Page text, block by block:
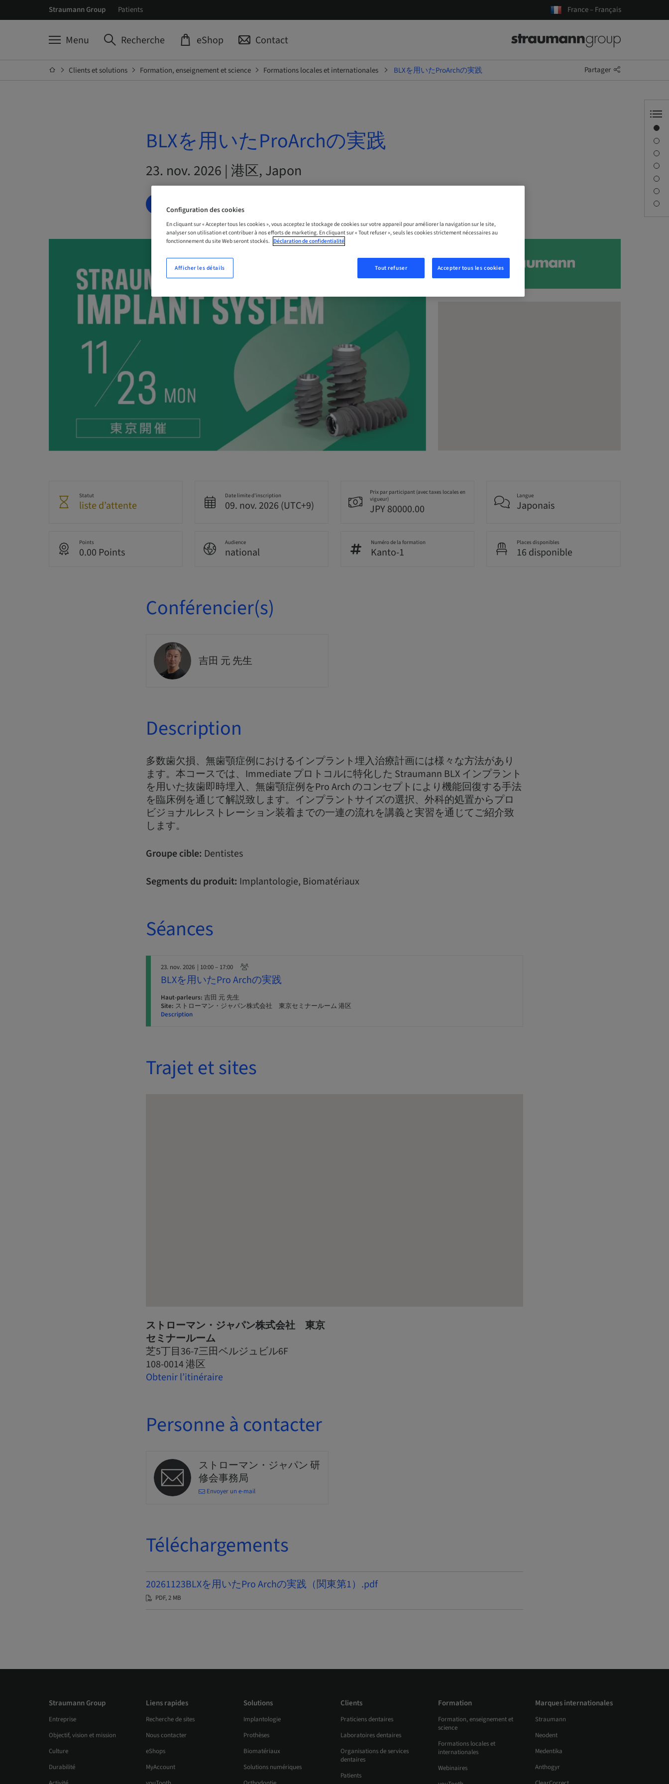
Straumann Group Patients France – Français
Menu Recherche eShop Contact
Clients et solutions Formation, enseignement et science Formations locales et internationales BLXを用いたProArchの実践 Partager
BLXを用いたProArchの実践
23. nov. 2026 | 港区, Japon
Statut
liste d’attente
Date limite d’inscription
09. nov. 2026 (UTC+9)
Prix par participant (avec taxes locales en
vigueur)
JPY 80000.00
Langue
Japonais
Points
0.00 Points
Audience
national
Numéro de la formation
Kanto-1
Places disponibles
16 disponible
Conférencier(s)
吉田 元 先生
Description
多数歯欠損、無歯顎症例におけるインプラント埋入治療計画には様々な方法があり
ます。本コースでは、Immediate プロトコルに特化した Straumann BLX インプラント
を用いた抜歯即時埋入、無歯顎症例をPro Arch のコンセプトにより機能回復する手法
を臨床例を通じて解説致します。インプラントサイズの選択、外科的処置からプロ
ビジョナルレストレーション装着までの一連の流れを講義と実習を通じてご紹介致
します。
Groupe cible: Dentistes
Segments du produit: Implantologie, Biomatériaux
Séances
23. nov. 2026 | 10:00 – 17:00
BLXを用いたPro Archの実践
Haut-parleurs: 吉田 元 先生
Site: ストローマン・ジャパン株式会社 東京セミナールーム 港区
Description
Trajet et sites
ストローマン・ジャパン株式会社 東京
セミナールーム
芝5丁目36-7三田ベルジュビル6F
108-0014 港区
Obtenir l’itinéraire
Personne à contacter
ストローマン・ジャパン 研
修会事務局
Envoyer un e-mail
Téléchargements
20261123BLXを用いたPro Archの実践（関東第1）.pdf
PDF, 2 MB
Straumann Group
Entreprise
Objectif, vision et mission
Culture
Durabilité
Liens rapides
Recherche de sites
Nous contacter
eShops
MyAccount
Solutions
Implantologie
Prothèses
Biomatériaux
Solutions numériques
Clients
Praticiens dentaires
Laboratoires dentaires
Organisations de services
dentaires
Patients
Formation
Formation, enseignement et
science
Formations locales et
internationales
Webinaires
Marques internationales
Straumann
Neodent
Medentika
Anthogyr
Configuration des cookies
En cliquant sur « Accepter tous les cookies », vous acceptez le stockage de cookies sur votre appareil pour améliorer la navigation sur le site,
analyser son utilisation et contribuer à nos efforts de marketing. En cliquant sur « Tout refuser », seuls les cookies strictement nécessaires au
fonctionnement du site Web seront stockés. Déclaration de confidentialité
Tout refuser Accepter tous les cookies
Afficher les détails